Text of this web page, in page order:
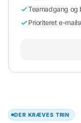
Teamadgang og
Prioriteret e-
DER KRÆVES TRIN